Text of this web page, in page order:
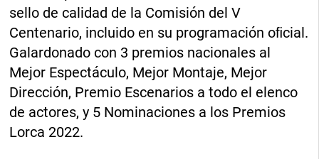
sello de calidad de la Comisión del V
Centenario, incluido en su programación oﬁcial.
Galardonado con 3 premios nacionales al
Mejor Espectáculo, Mejor Montaje, Mejor
Dirección, Premio Escenarios a todo el elenco
de actores, y 5 Nominaciones a los Premios
Lorca 2022.